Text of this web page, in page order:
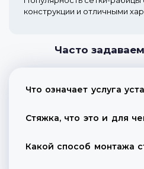
конструкции и отличными
Часто
Что означает услуга
Стяжка, что это и для
Какой способ монтажа